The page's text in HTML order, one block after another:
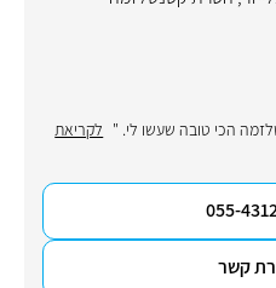
הכי טובה שעשו לי. " לקריאת
055-
קשר